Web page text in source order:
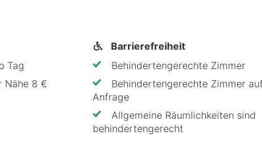
Tag
Barrierefreiheit
Behindertengerechte Zimmer
Anfrage
Allgemeine Räumlichkeiten sind
behindertengerecht